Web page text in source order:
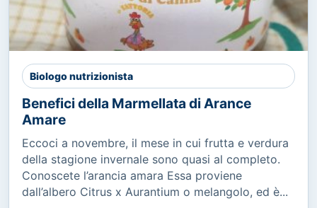
Biologo nutrizionista
Benefici della Marmellata di Arance
Amare
Eccoci a novembre, il mese in cui frutta e verdura
della stagione invernale sono quasi al completo.
Conoscete l’arancia amara Essa proviene
dall’albero Citrus x Aurantium o melangolo, ed è...